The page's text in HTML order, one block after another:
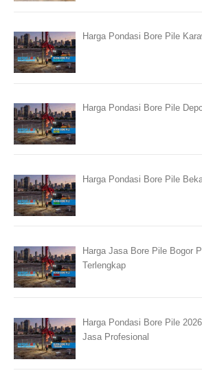
Harga Pondasi Bore Pile
Harga Pondasi Bore Pile
Harga Pondasi Bore Pile
Harga Jasa Bore Pile Bogor
Terlengkap
Harga Pondasi Bore Pile
Jasa Profesional